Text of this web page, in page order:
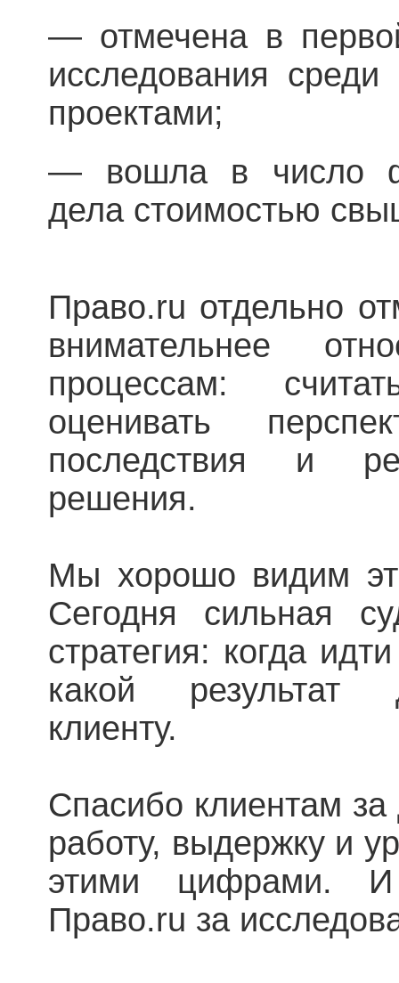
— отмечена в
исследования
проектами;
— вошла в число
дела стоимостью
Право.ru отдельно
внимательнее
процессам:
оценивать
последствия и
решения.
Мы хорошо видим
Сегодня сильная
стратегия: когда
какой результат
клиенту.
Спасибо клиентам
работу, выдержку и
этими цифрами. И
Право.ru за